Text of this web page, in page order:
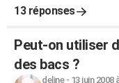
13 réponses
Peut-on utiliser
des bacs ?
deline- 13 juin 2008